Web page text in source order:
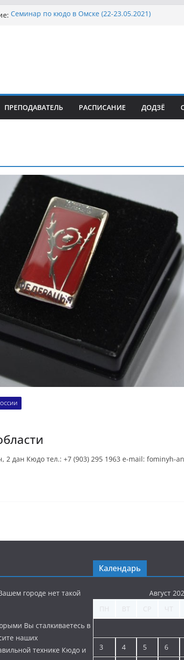
Семинар по кюдо в Омске (22-23.05.2021)
ПРЕПОДАВАТЕЛЬ РАСПИСАНИЕ ДОДЗЁ
дан Кюдо тел.: +7 (903) 295 1963 e-mail: fominyh-
городе нет такой
Вы сталкиваетесь в
наших
технике Кюдо и
Календарь
Август
3 4 5 6